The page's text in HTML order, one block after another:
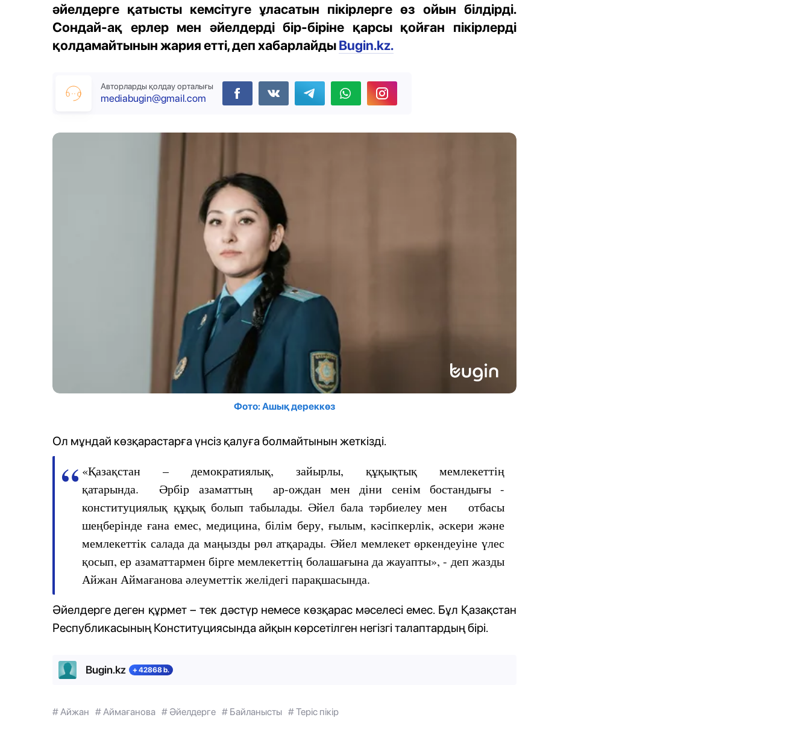
әйелдерге қатысты кемсітуге ұласатын пікірлерге өз ойын білдірді.
Сондай-ақ ерлер мен әйелдерді бір-біріне қарсы қойған пікірлерді
қолдамайтынын жария етті, деп хабарлайдыBugin.kz.
Авторларды қолдау орталығы
mediabugin@gmail.com
Фото: Ашық дереккөз
Ол мұндай көзқарастарға үнсіз қалуға болмайтынын жеткізді.
«Қазақстан – демократиялық, зайырлы, құқықтық мемлекеттің
қатарында. Әрбір азаматтың ар-ождан мен діни сенім бостандығы -
конституциялық құқық болып табылады. Әйел бала тәрбиелеу мен отбасы
шеңберінде ғана емес, медицина, білім беру, ғылым, кәсіпкерлік, әскери және
мемлекеттік салада да маңызды рөл атқарады. Әйел мемлекет өркендеуіне үлес
қосып, ер азаматтармен бірге мемлекеттің болашағына да жауапты», - деп жазды
Айжан Аймағанова әлеуметтік желідегі парақшасында.
Әйелдерге деген құрмет – тек дәстүр немесе көзқарас мәселесі емес. Бұл Қазақстан
Республикасының Конституциясында айқын көрсетілген негізгі талаптардың бірі.
Bugin.kz + 42868 b.
# Айжан # Аймағанова # Әйелдерге # Байланысты # Теріс пікір